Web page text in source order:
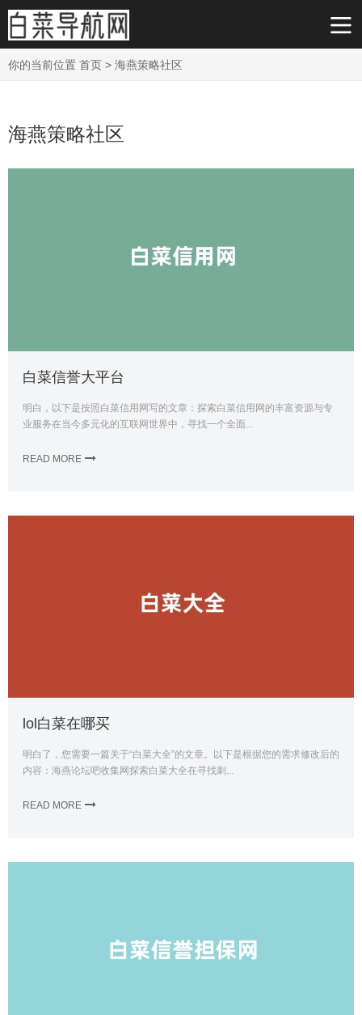
你的当前位置 首页 > 海燕策略社区
海燕策略社区
白菜信誉大平台
明白，以下是按照白菜信用网写的文章：探索白菜信用网的丰富资源与专
业服务在当今多元化的互联网世界中，寻找一个全面...
READ MORE
lol白菜在哪买
明白了，您需要一篇关于“白菜大全”的文章。以下是根据您的需求修改后的
内容：海燕论坛吧收集网探索白菜大全在寻找刺...
READ MORE